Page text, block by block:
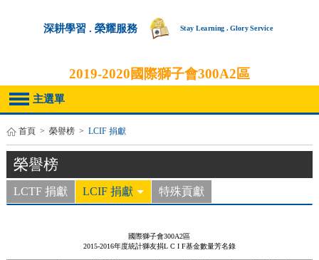
深耕學習 . 榮耀服務 Stay Learning . Glory Service
2019-2020國際獅子會300A2區
主選單
首頁 > 榮譽榜 > LCIF 捐獻
榮譽榜
LCTF 捐獻 LCIF 捐獻 特殊貢獻
國際獅子會300A2區
2015-2016年度統計獅友捐L C I F基金數量芳名錄